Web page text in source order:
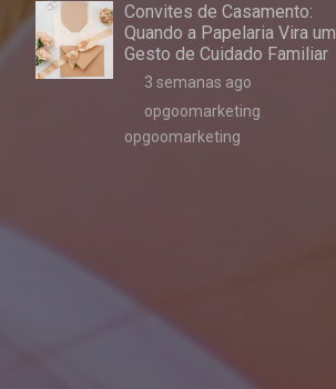
Convites de Casamento:
Quando a Papelaria Vira um
Gesto de Cuidado Familiar
3 semanas ago
opgoomarketing
opgoomarketing